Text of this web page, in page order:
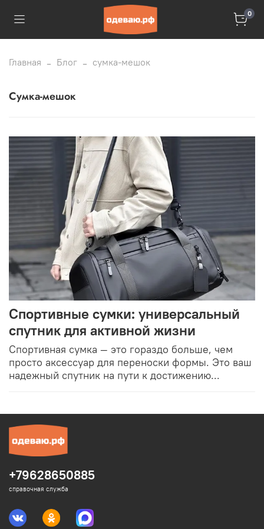
0
Главная Блог сумка-мешок
сумка-мешок
Спортивные сумки: универсальный
спутник для активной жизни
Спортивная сумка — это гораздо больше, чем
просто аксессуар для переноски формы. Это ваш
надежный спутник на пути к достижению...
+79628650885
справочная служба